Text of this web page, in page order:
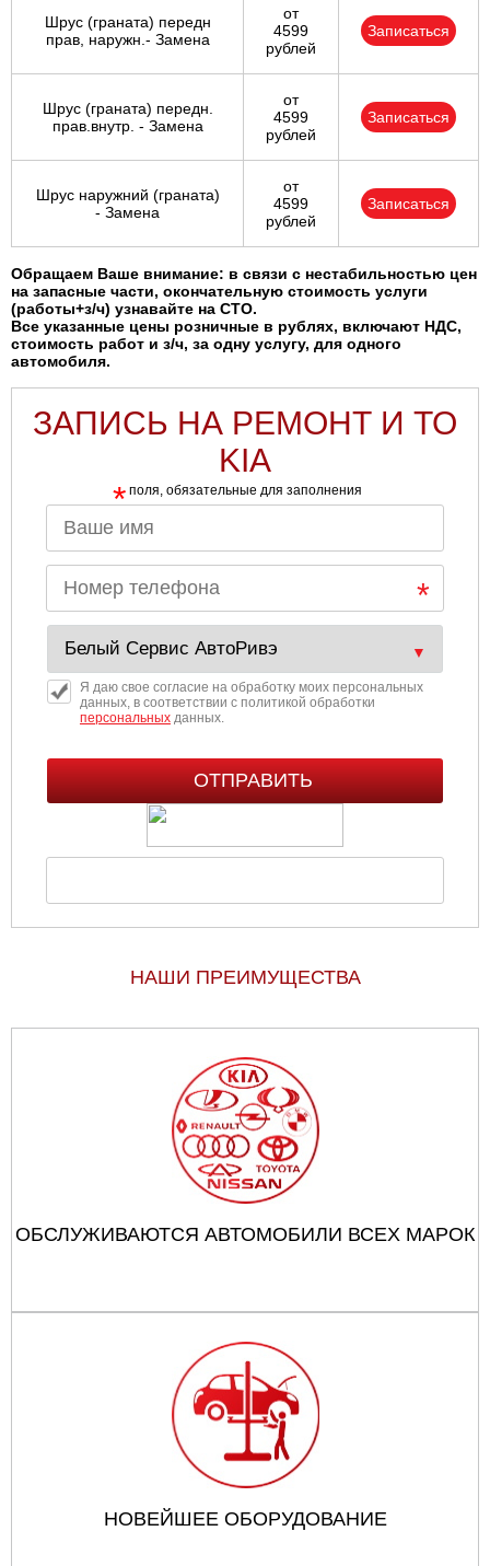
Шрус (граната) передн
прав, наружн.- Замена
от
4599
рублей
Записаться
Шрус (граната) передн.
прав.внутр. - Замена
от
4599
рублей
Записаться
Шрус наружний (граната)
- Замена
от
4599
рублей
Записаться
Обращаем Ваше внимание: в связи с нестабильностью цен
на запасные части, окончательную стоимость услуги
(работы+з/ч) узнавайте на СТО.
Все указанные цены розничные в рублях, включают НДС,
стоимость работ и з/ч, за одну услугу, для одного
автомобиля.
ЗАПИСЬ НА РЕМОНТ И ТО
KIA
* поля, обязательные для заполнения
Я даю свое согласие на обработку моих персональных
данных, в соответствии с политикой обработки
персональныхданных.
НАШИ ПРЕИМУЩЕСТВА
ОБСЛУЖИВАЮТСЯ АВТОМОБИЛИ ВСЕХ МАРОК
НОВЕЙШЕЕ ОБОРУДОВАНИЕ